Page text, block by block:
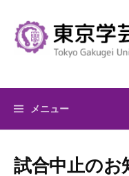
キ
メニュー
試合中止のお